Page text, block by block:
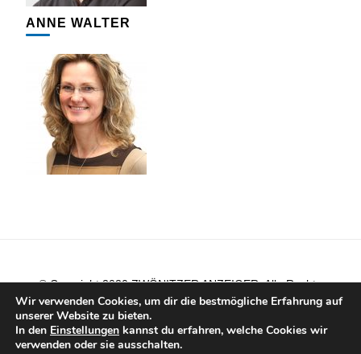
ANNE WALTER
© Copyright 2020 ZWÖNITZER ANZEIGER. Alle Rechte
vorbehalten. Bereitgestellt durch SMART ZWÖNITZ.
Blossom PinIt | Entwickelt von
Blossom Themes
. Präsentiert
von
WordPress . Datenschutzerklärung
IMPRESSUM DATENSCHUTZERKLÄRUNG
Wir verwenden Cookies, um dir die bestmögliche Erfahrung auf
unserer Website zu bieten.
In den Einstellungen kannst du erfahren, welche Cookies wir
verwenden oder sie ausschalten.